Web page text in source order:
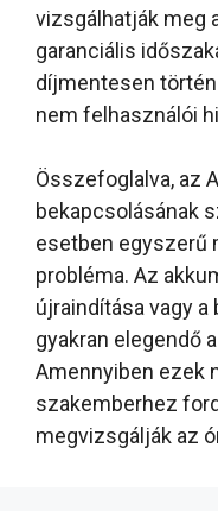
vizsgálhatják meg
garanciális
díjmentesen
nem felhasználói
Összefoglalva, az
bekapcsolásának
esetben egyszerű
probléma. Az
újraindítása vagy
gyakran elegendő
Amennyiben ezek
szakemberhez
megvizsgálják az